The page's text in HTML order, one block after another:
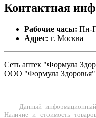
Контактная
Рабочие часы: Пн-
Адрес: г. Москва
Сеть аптек "Формула
ООО "Формула
Данный
Наличие и стоимость